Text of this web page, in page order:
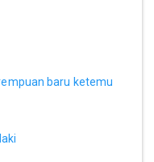
baru ketemu